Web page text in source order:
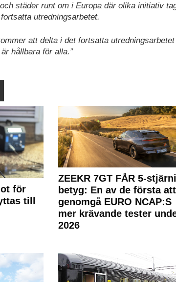
städer runt om i Europa där olika initiativ
utredningsarbetet.
att delta i det fortsatta utredningsarbetet
hållbara för alla.”
för
till
ZEEKR 7GT FÅR 5-
betyg: En av de första att
genomgå EURO NCAP:S
mer krävande tester
2026